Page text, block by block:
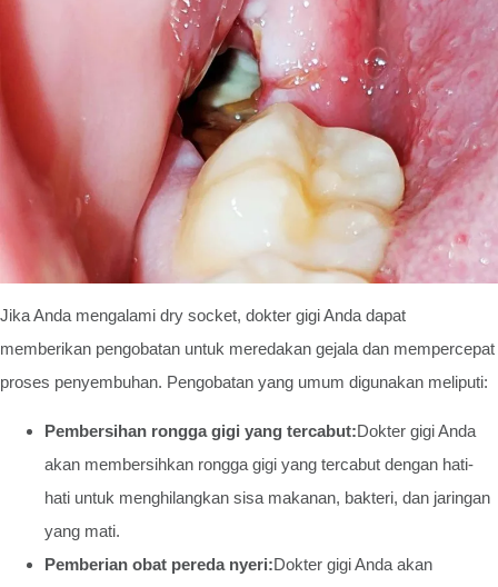
Jika Anda mengalami dry socket, dokter gigi Anda dapat
memberikan pengobatan untuk meredakan gejala dan mempercepat
proses penyembuhan. Pengobatan yang umum digunakan meliputi:
Pembersihan rongga gigi yang tercabut:Dokter gigi Anda
akan membersihkan rongga gigi yang tercabut dengan hati-
hati untuk menghilangkan sisa makanan, bakteri, dan jaringan
yang mati.
Pemberian obat pereda nyeri:Dokter gigi Anda akan